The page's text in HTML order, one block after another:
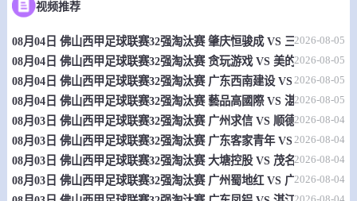
波黑女篮U16
情报
卢旺达女联 08-10 20:00 即将开始
霍普斯女篮 0 - 0 开普勒女篮
情报
欧锦U16 B 08-10 22:00 即将开始
视频推荐
08月04日 佛山西甲足球联赛32强淘汰赛 肇庆恒骏成 VS 三七互娱 全
2026-08-05
08月04日 佛山西甲足球联赛32强淘汰赛 贪玩游戏 VS 美的薪火 全场录
2026-08-05
08月04日 佛山西甲足球联赛32强淘汰赛 广东西南建设 VS 香港圣徒
2026-08-05
08月04日 佛山西甲足球联赛32强淘汰赛 藝品高國際 VS 湛江狂狼·粵
2026-08-05
08月03日 佛山西甲足球联赛32强淘汰赛 广州求信 VS 顺德新青年 全
2026-08-04
08月03日 佛山西甲足球联赛32强淘汰赛 广东客家青年 VS 广州英华思
2026-08-04
08月03日 佛山西甲足球联赛32强淘汰赛 大塘控股 VS 茂名市点都得
2026-08-04
08月03日 佛山西甲足球联赛32强淘汰赛 广州蜀地红 VS 广州戴拿模
2026-08-04